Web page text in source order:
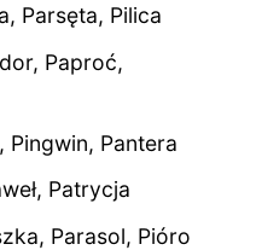
Parsęta, Pilica
Paproć,
Pingwin, Pantera
Patrycja
Parasol, Pióro